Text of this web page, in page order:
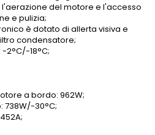
del motore e l'accesso
e pulizia;
è dotato di allerta visiva e
condensatore;
2°C/-18°C;
a bordo: 962W;
738W/-30°C;